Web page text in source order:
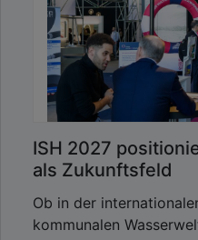
ISH 2027
als Zukunftsfeld
Ob in der
kommunalen